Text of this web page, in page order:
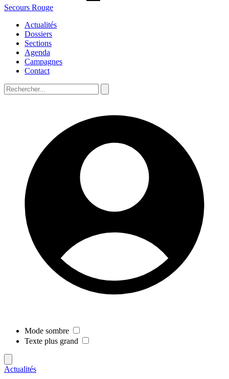
Secours Rouge
Actualités
Dossiers
Sections
Agenda
Campagnes
Contact
Mode sombre
Texte plus grand
Actualités